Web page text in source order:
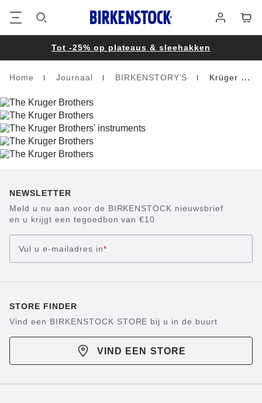
Tot -25% op plateaus & sleehakken
Homepage
Home Journaal BIRKENSTORY’S Krüger Brothers
NEWSLETTER
Meld u nu aan voor de BIRKENSTOCK nieuwsbrief
en u krijgt een tegoedbon van €10
Vul u e-mailadres in*
STORE FINDER
Vind een BIRKENSTOCK STORE bij u in de buurt
VIND EEN STORE